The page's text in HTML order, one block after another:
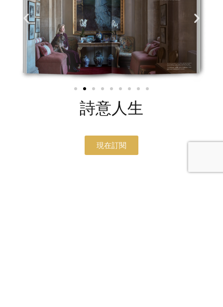
詩意人生
現在訂閱